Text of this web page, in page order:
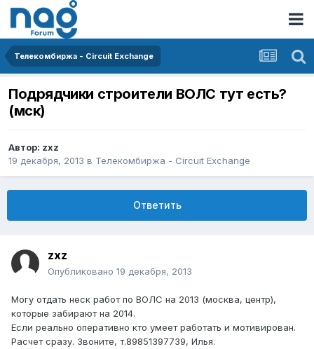
Телекомбиржа - Circuit Exchange
Подрядчики строители ВОЛС тут есть?
(мск)
Автор: zxz
19 декабря, 2013 в Телекомбиржа - Circuit Exchange
Ответить
zxz
Опубликовано 19 декабря, 2013
Могу отдать неск работ по ВОЛС на 2013 (москва, центр),
которые забирают на 2014.
Если реально оперативно кто умеет работать и мотивирован.
Расчет сразу. Звоните, т.89851397739, Илья.